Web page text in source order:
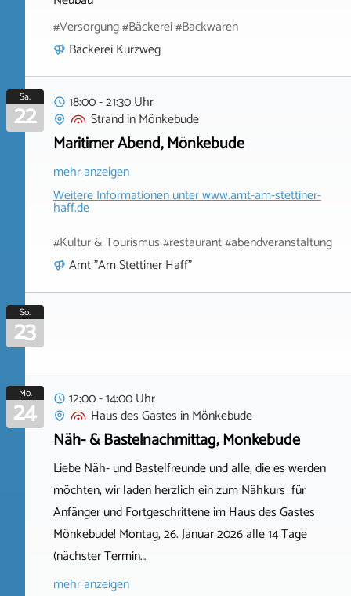
#Versorgung #Bäckerei #Backwaren
Bäckerei Kurzweg
Sa.
22
18:00 - 21:30 Uhr
StrandinMönkebude
Maritimer Abend, Mönkebude
mehr anzeigen
Weitere Informationen unterwww.amt-am-stettiner-
haff.de
#Kultur & Tourismus #restaurant #abendveranstaltung
Amt "Am Stettiner Haff"
So.
23
Mo.
24
12:00 - 14:00 Uhr
Haus des Gastes inMönkebude
Näh- & Bastelnachmittag, Mönkebude
Liebe Näh- und Bastelfreunde und alle, die es werden
möchten, wir laden herzlich ein zum Nähkurs für
Anfänger und Fortgeschrittene im Haus des Gastes
Mönkebude! Montag, 26. Januar 2026 alle 14 Tage
(nächster Termin…
mehr anzeigen